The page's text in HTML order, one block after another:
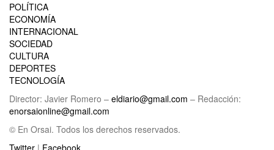
POLÍTICA
ECONOMÍA
INTERNACIONAL
SOCIEDAD
CULTURA
DEPORTES
TECNOLOGÍA
Director: Javier Romero – eldiario@gmail.com – Redacción:
enorsaionline@gmail.com
© En Orsai. Todos los derechos reservados.